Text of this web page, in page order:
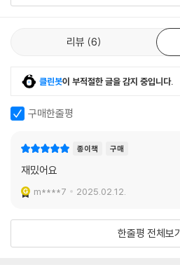
리뷰 6
클린봇이 부적절한 글을 감지 중입니다.
구매한줄평
종이책 구매
재밌어요
m****7 2025.02.12.
한줄평 전체보기